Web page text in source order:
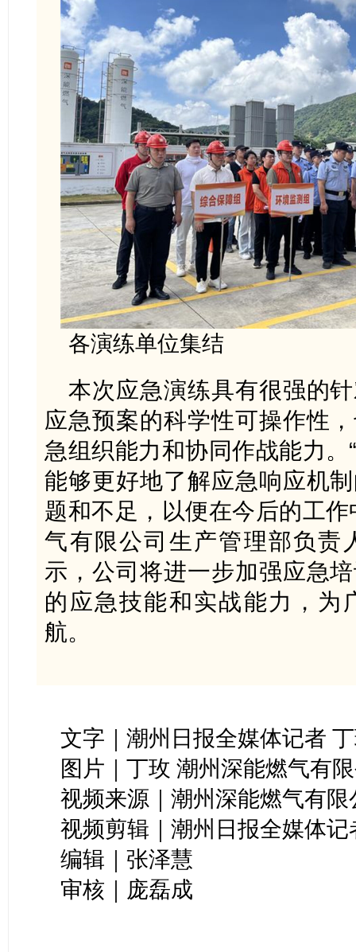
各演练单位集结
本次应急演练具有很强的
应急预案的科学性可操作性
急组织能力和协同作战能力
能够更好地了解应急响应机
题和不足，以便在今后的工
气有限公司生产管理部负责
示，公司将进一步加强应急
的应急技能和实战能力，为
航。
文字｜潮州日报全媒体记者
图片｜丁玫 潮州深能燃气有
视频来源｜潮州深能燃气有限
视频剪辑｜潮州日报全媒体记
编辑｜张泽慧
审核｜庞磊成